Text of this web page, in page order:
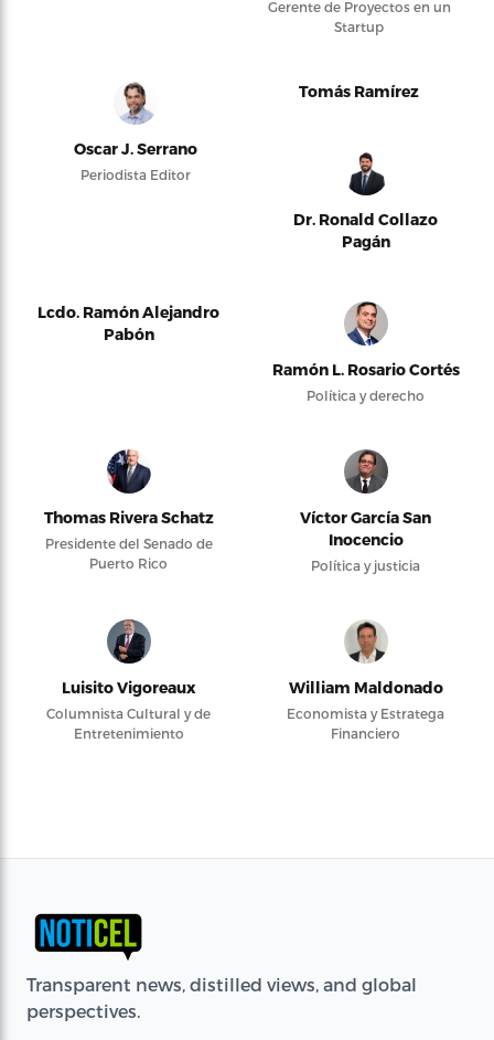
Gerente de Proyectos en un
Startup
Oscar J. Serrano
Periodista Editor
Tomás Ramírez
Dr. Ronald Collazo
Pagán
Lcdo. Ramón Alejandro
Pabón
Ramón L. Rosario Cortés
Política y derecho
Thomas Rivera Schatz
Presidente del Senado de
Puerto Rico
Víctor García San
Inocencio
Política y justicia
Luisito Vigoreaux
Columnista Cultural y de
Entretenimiento
William Maldonado
Economista y Estratega
Financiero
Transparent news, distilled views, and global
perspectives.